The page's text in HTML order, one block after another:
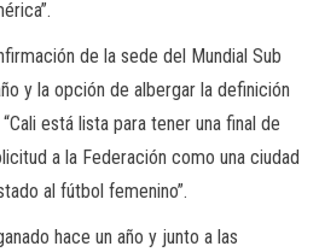
de la sede del Mundial Sub
y la opción de albergar la definición
está lista para tener una final de
a la Federación como una ciudad
al fútbol femenino”.
hace un año y junto a las